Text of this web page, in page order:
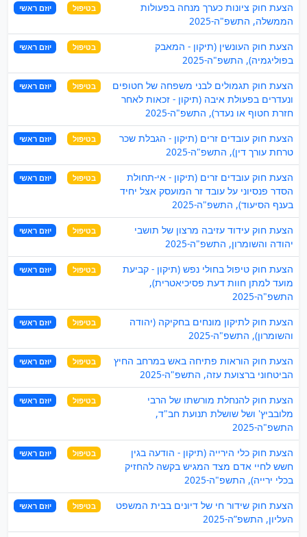
הצעת חוק ציונות כערך מנחה בפעולות
הממשלה, התשפ"ה-2025
בטיפול יוזם ראשי
הצעת חוק העונשין (תיקון - המאבק
בפוליגמיה), התשפ"ה-2025
בטיפול יוזם ראשי
הצעת חוק תגמולים לבני משפחה של חטופים
ונעדרים בפעולת איבה (תיקון - זכאות לאחר
חזרת חטוף או נעדר), התשפ"ה-2025
בטיפול יוזם ראשי
הצעת חוק עובדים זרים (תיקון - הגבלת שכר
טרחת עורך דין), התשפ"ה-2025
בטיפול יוזם ראשי
הצעת חוק עובדים זרים (תיקון - אי-תחולת
הסדר פנסיוני על עובד זר המועסק אצל יחיד
בענף הסיעוד), התשפ"ה-2025
בטיפול יוזם ראשי
הצעת חוק עידוד עזיבה מרצון של תושבי
יהודה והשומרון, התשפ"ה-2025
בטיפול יוזם ראשי
הצעת חוק טיפול בחולי נפש (תיקון - קביעת
מועד למתן חוות דעת פסיכיאטרית),
התשפ"ה-2025
בטיפול יוזם ראשי
הצעת חוק לתיקון מונחים בחקיקה (יהודה
והשומרון), התשפ"ה-2025
בטיפול יוזם ראשי
הצעת חוק הוראות פתיחה באש במרחב החיץ
הביטחוני ברצועת עזה, התשפ"ה-2025
בטיפול יוזם ראשי
הצעת חוק להנחלת מורשתו של הרבי
מלובביץ' ושל שושלת תנועת חב"ד,
התשפ"ה-2025
בטיפול יוזם ראשי
הצעת חוק כלי הירייה (תיקון - הודעה בגין
חשש לחיי אדם מצד המגיש בקשה להחזיק
בכלי ירייה), התשפ"ה-2025
בטיפול יוזם ראשי
הצעת חוק שידור חי של דיונים בבית המשפט
העליון, התשפ”ה-2025
בטיפול יוזם ראשי